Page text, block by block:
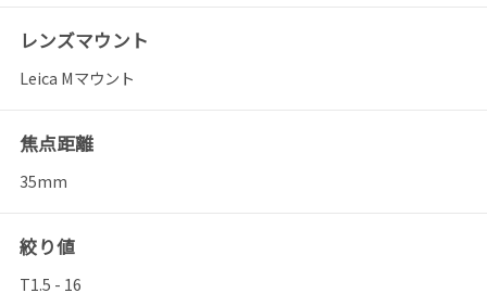
レンズマウント
Leica Mマウント
焦点距離
35mm
絞り値
T1.5 - 16